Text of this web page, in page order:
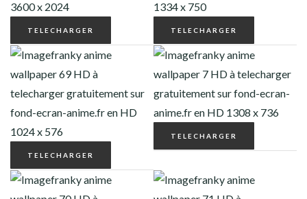
TELECHARGER TELECHARGER
TELECHARGER
TELECHARGER